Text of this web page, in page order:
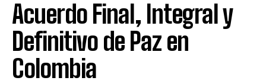
Acuerdo Final, Integral y
Definitivo de Paz en
Colombia